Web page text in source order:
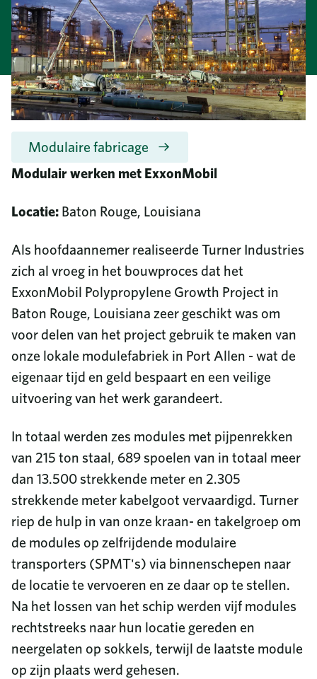
Duurzaamheid
Diversiteit en inclusie
Waarom Turner Industries?
Vacatures
Opleiding en bijscholing
College Programma
Voordelen
Documenten van werknemers
Meer lezen
Nieuws
Bedrijfstijdschrift
Maatschappelijk verslag
Videobibliotheek
8687 United Plaza Blvd.
Baton Rouge, LA 70809
Bel ons
225-922-5050
800-288-6503(gratis)
Vaak gestelde vragen
Telefoongids
GELEVERDE DIENSTEN
Modulaire fabricage
Modulair werken met ExxonMobil
Locatie: Baton Rouge, Louisiana
Als hoofdaannemer realiseerde Turner Industries
zich al vroeg in het bouwproces dat het
ExxonMobil Polypropylene Growth Project in
Baton Rouge, Louisiana zeer geschikt was om
voor delen van het project gebruik te maken van
onze lokale modulefabriek in Port Allen - wat de
eigenaar tijd en geld bespaart en een veilige
uitvoering van het werk garandeert.
In totaal werden zes modules met pijpenrekken
van 215 ton staal, 689 spoelen van in totaal meer
dan 13.500 strekkende meter en 2.305
strekkende meter kabelgoot vervaardigd. Turner
riep de hulp in van onze kraan- en takelgroep om
de modules op zelfrijdende modulaire
transporters (SPMT's) via binnenschepen naar
de locatie te vervoeren en ze daar op te stellen.
Na het lossen van het schip werden vijf modules
rechtstreeks naar hun locatie gereden en
neergelaten op sokkels, terwijl de laatste module
op zijn plaats werd gehesen.